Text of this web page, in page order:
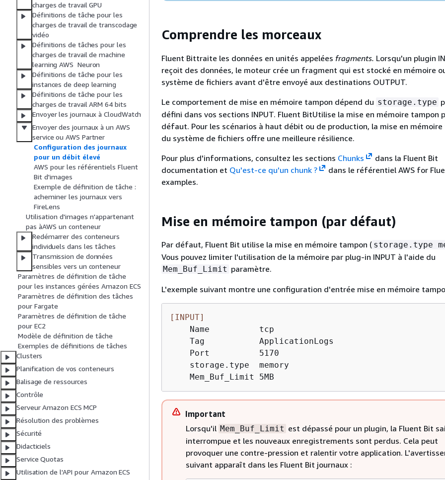
charges de travail GPU
Définitions de tâche pour les
charges de travail de transcodage
vidéo
Définitions de tâches pour les
charges de travail de machine
learning AWS Neuron
Définitions de tâche pour les
instances de deep learning
Définitions de tâche pour les
charges de travail ARM 64 bits
Envoyer les journaux à CloudWatch
Envoyer des journaux à un AWS
service ou AWS Partner
Configuration des journaux
pour un débit élevé
AWS pour les référentiels Fluent
Bit d'images
Exemple de définition de tâche :
acheminer les journaux vers
FireLens
Utilisation d'images n'appartenant
pas àAWS un conteneur
Redémarrer des conteneurs
individuels dans les tâches
Transmission de données
sensibles vers un conteneur
Paramètres de définition de tâche
pour les instances gérées Amazon ECS
Paramètres de définition des tâches
pour Fargate
Paramètres de définition de tâche
pour EC2
Modèle de définition de tâche
Exemples de définitions de tâches
Clusters
Planification de vos conteneurs
Balisage de ressources
Contrôle
Serveur Amazon ECS MCP
Résolution des problèmes
Sécurité
Didacticiels
Service Quotas
Utilisation de l'API pour Amazon ECS
Comprendre les morceaux
Fluent Bittraite les données en unités appelées fragments. Lorsqu'un plugin
reçoit des données, le moteur crée un fragment qui est stocké en mémoire
système de fichiers avant d'être envoyé aux destinations OUTPUT.
Le comportement de mise en mémoire tampon dépend du storage.type
défini dans vos sections INPUT. Fluent BitUtilise la mise en mémoire tampon
défaut. Pour les scénarios à haut débit ou de production, la mise en mémoire
du système de fichiers offre une meilleure résilience.
Pour plus d'informations, consultez les sections Chunks
dans la Fluent Bit
documentation et Qu'est-ce qu'un chunk ?
dans le référentiel AWS for
examples.
Mise en mémoire tampon (par défaut)
Par défaut, Fluent Bit utilise la mise en mémoire tampon ( storage.type
Vous pouvez limiter l'utilisation de la mémoire par plug-in INPUT à l'aide du
Mem_Buf_Limit paramètre.
L'exemple suivant montre une configuration d'entrée mise en mémoire
[INPUT]
    Name          tcp
    Tag           ApplicationLogs
    Port          5170
    storage.type  memory
    Mem_Buf_Limit 5MB
Important
Lorsqu'il Mem_Buf_Limit est dépassé pour un plugin, la Fluent Bit
interrompue et les nouveaux enregistrements sont perdus. Cela peut
provoquer une contre-pression et ralentir votre application.
suivant apparaît dans les Fluent Bit journaux :